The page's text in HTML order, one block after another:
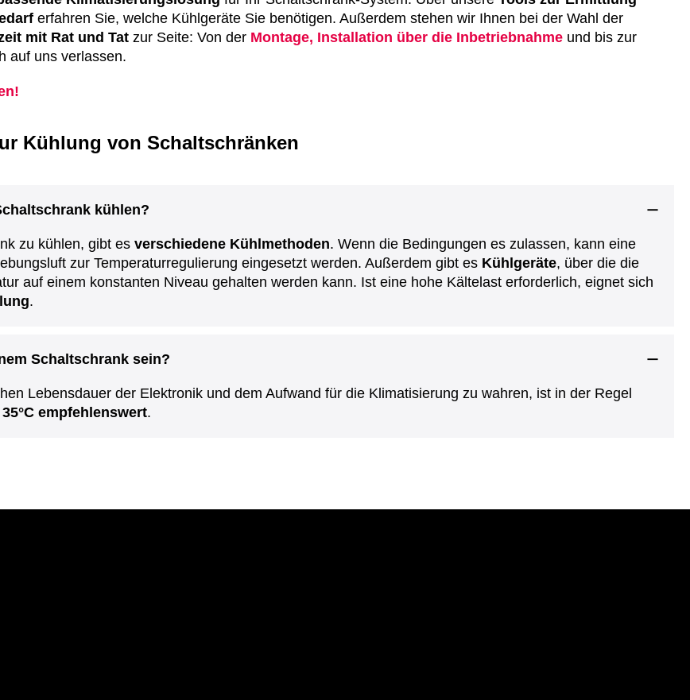
erfahren Sie, welche Kühlgeräte Sie benötigen. Außerdem stehen wir Ihnen bei der Wahl der
mit Rat und Tat zur Seite: Von der Montage, Installation über die Inbetriebnahme und bis zur
auf uns verlassen.
Kühlung von Schaltschränken
kühlen?
zu kühlen, gibt es verschiedene Kühlmethoden. Wenn die Bedingungen es zulassen, kann eine
zur Temperaturregulierung eingesetzt werden. Außerdem gibt es Kühlgeräte, über die die
auf einem konstanten Niveau gehalten werden kann. Ist eine hohe Kältelast erforderlich, eignet sich
.
Schaltschrank sein?
Lebensdauer der Elektronik und dem Aufwand für die Klimatisierung zu wahren, ist in der Regel
empfehlenswert.